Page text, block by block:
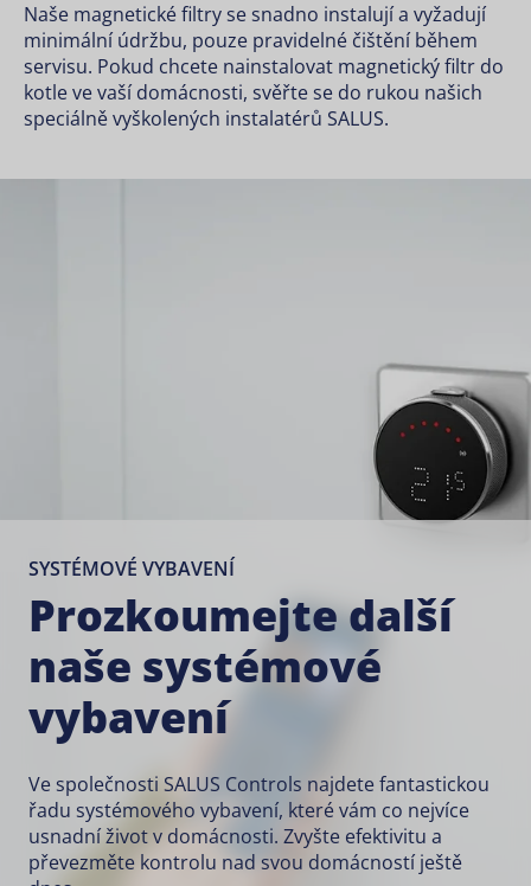
Naše magnetické filtry se snadno instalují a vyžadují
minimální údržbu, pouze pravidelné čištění během
servisu. Pokud chcete nainstalovat magnetický filtr do
kotle ve vaší domácnosti, svěřte se do rukou našich
speciálně vyškolených instalatérů SALUS.
SYSTÉMOVÉ VYBAVENÍ
Prozkoumejte další
naše systémové
vybavení
Ve společnosti SALUS Controls najdete fantastickou
řadu systémového vybavení, které vám co nejvíce
usnadní život v domácnosti. Zvyšte efektivitu a
převezměte kontrolu nad svou domácností ještě